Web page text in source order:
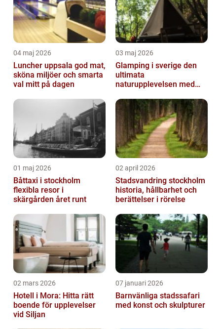
04 maj 2026
Luncher uppsala god mat,
sköna miljöer och smarta
val mitt på dagen
03 maj 2026
Glamping i sverige den
ultimata
naturupplevelsen med
01 maj 2026
Båttaxi i stockholm
flexibla resor i
skärgården året runt
02 april 2026
Stadsvandring stockholm
historia, hållbarhet och
berättelser i rörelse
02 mars 2026
Hotell i Mora: Hitta rätt
boende för upplevelser
vid Siljan
07 januari 2026
Barnvänliga stadssafari
med konst och skulpturer